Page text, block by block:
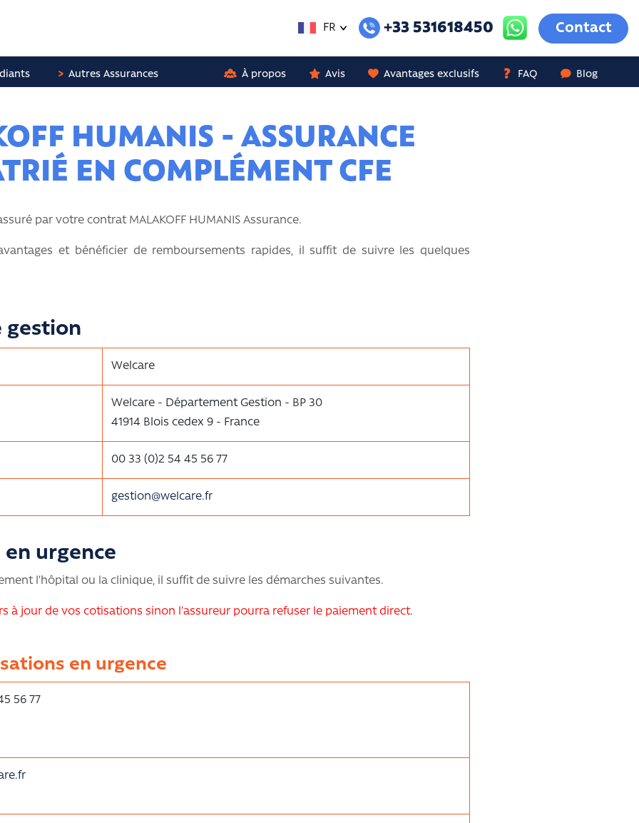
FR +33 531618450 Contact
Autres Assurances À propos Avis Avantages exclusifs FAQ Blog
HUMANIS - ASSURANCE
EN COMPLÉMENT CFE
par votre contrat MALAKOFF HUMANIS Assurance.
et bénéficier de remboursements rapides, il suffit de suivre les quelques
gestion
Welcare
Welcare - Département Gestion - BP 30
41914 Blois cedex 9 - France
00 33 (0)2 54 45 56 77
gestion@welcare.fr
urgence
l’hôpital ou la clinique, il suffit de suivre les démarches suivantes.
à jour de vos cotisations sinon l’assureur pourra refuser le paiement direct.
en urgence
56 77